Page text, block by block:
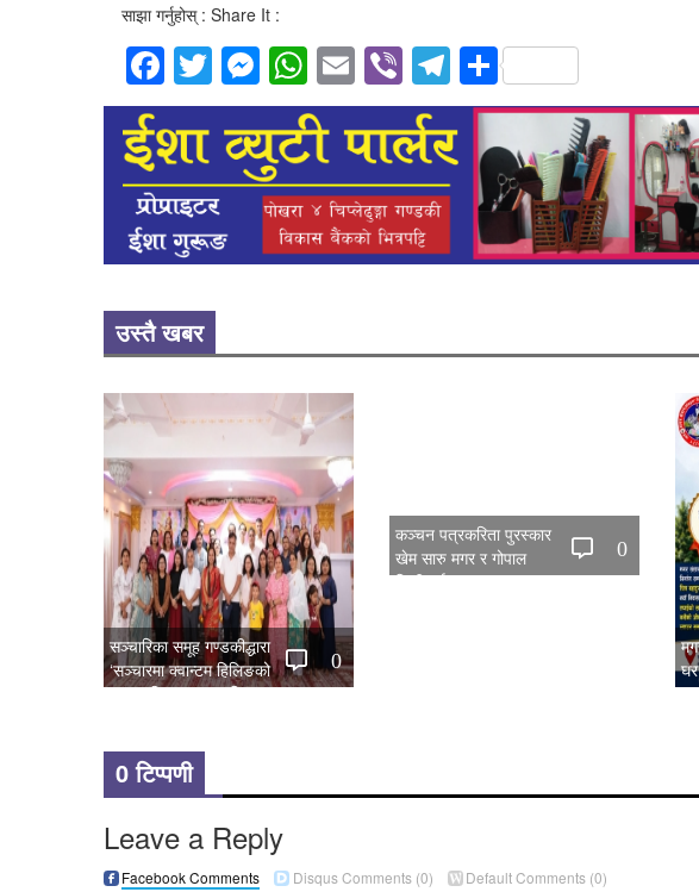
साझा गर्नुहोस् : Share It :
Facebook
Twitter
Messenger
WhatsApp
EmailViberTelegram
Share
उस्तै खबर
0
सञ्चारिका समूह गण्डकीद्धारा
‘सञ्चारमा क्वान्टम हिलिङको
महत्त्व’ विषयक अन्तरक्रिया सम्पन्न
0
कञ्चन पत्रकरिता पुरस्कार
खेम सारु मगर र गोपाल
जिटीलाई
0 टिप्पणी
Leave a Reply
Facebook Comments Disqus Comments(0) Default Comments (0)